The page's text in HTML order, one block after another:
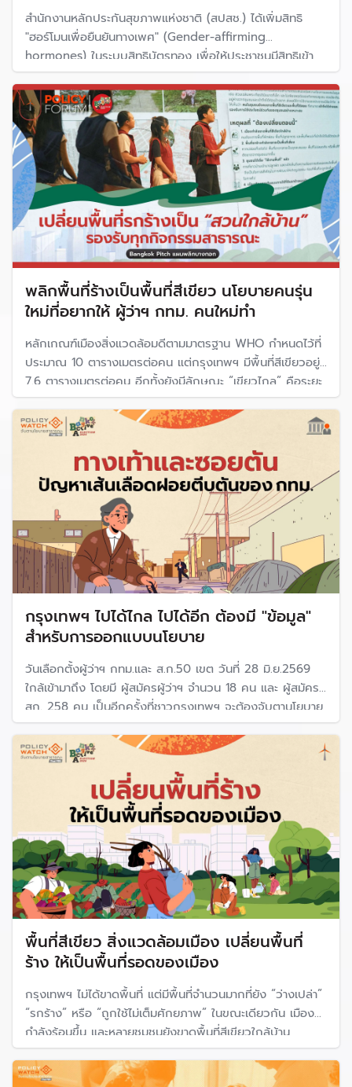
สำนักงานหลักประกันสุขภาพแห่งชาติ (สปสช.) ได้เพิ่มสิทธิ
"ฮอร์โมนเพื่อยืนยันทางเพศ" (Gender-affirming
hormones) ในระบบสิทธิบัตรทอง เพื่อให้ประชาชนมีสิทธิเข้า
ถึงฮอร์โมนทางเพศได้อย่างปลอดภัย
พลิกพื้นที่ร้างเป็นพื้นที่สีเขียว นโยบายคนรุ่น
ใหม่ที่อยากให้ ผู้ว่าฯ กทม. คนใหม่ทำ
หลักเกณฑ์เมืองสิ่งแวดล้อมดีตามมาตรฐาน WHO กำหนดไว้ที่
ประมาณ 10 ตารางเมตรต่อคน แต่กรุงเทพฯ มีพื้นที่สีเขียวอยู่ที่
7.6 ตารางเมตรต่อคน อีกทั้งยังมีลักษณะ “เขียวไกล” คือระยะ
ทางเฉลี่ยที่จะเข้าถึงพื้นที่สีเขียวที่ใกล้ที่สุดอยู่ที่ 60 นาที หรือ
ประมาณ 4.5 กิโลเมตร
กรุงเทพฯ ไปได้ไกล ไปได้อีก ต้องมี "ข้อมูล"
สำหรับการออกแบบนโยบาย
วันเลือกตั้งผู้ว่าฯ กทม.และ ส.ก.50 เขต วันที่ 28 มิ.ย.2569
ใกล้เข้ามาถึง โดยมี ผู้สมัครผู้ว่าฯ จำนวน 18 คน และ ผู้สมัคร
สก. 258 คน เป็นอีกครั้งที่ชาวกรุงเทพฯ จะต้องจับตานโยบาย
หาเสียงและผลงานของผู้สมัครที่ผ่านมา
พื้นที่สีเขียว สิ่งแวดล้อมเมือง เปลี่ยนพื้นที่
ร้าง ให้เป็นพื้นที่รอดของเมือง
กรุงเทพฯ ไม่ได้ขาดพื้นที่ แต่มีพื้นที่จำนวนมากที่ยัง “ว่างเปล่า”
“รกร้าง” หรือ “ถูกใช้ไม่เต็มศักยภาพ” ในขณะเดียวกัน เมือง
กำลังร้อนขึ้น และหลายชุมชนยังขาดพื้นที่สีเขียวใกล้บ้าน